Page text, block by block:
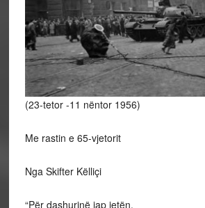
(23-tetor -11 nëntor 1956)
Me rastin e 65-vjetorit
Nga Skifter Këlliçi
“Për dashurinë jap jetën,